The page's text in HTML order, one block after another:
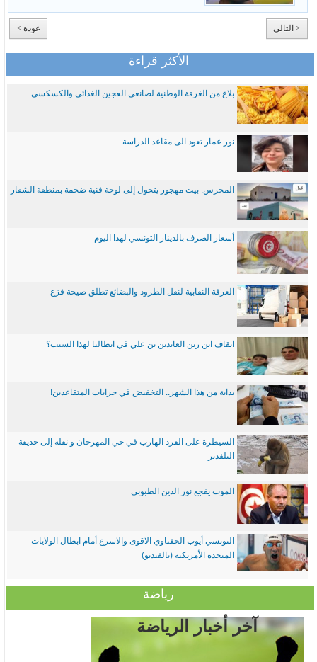
عودة > < التالي
الأكثر قراءة
بلاغ من الغرفة الوطنية لصانعي العجين الغذائي والكسكسي
نور عمار تعود الى مقاعد الدراسة
المحرس: بيت مهجور يتحول إلى لوحة فنية ضخمة بمنطقة الشفار
أسعار الصرف بالدينار التونسي لهذا اليوم
الغرفة النقابية لنقل الطرود والبضائع تطلق صيحة فزع
ايقاف ابن زين العابدين بن علي في ايطاليا لهذا السبب؟
بداية من هذا الشهر.. التخفيض في جرايات المتقاعدين!
السيطرة على القرد الهارب في حي المهرجان و نقله إلى حديقة
البلفدير
الموت يفجع نور الدين الطبوبي
التونسي أيوب الحفناوي الاقوى والاسرع أمام ابطال الولايات
المتحدة الأمريكية (بالفيديو)
رياضة
آخر أخبار الرياضة